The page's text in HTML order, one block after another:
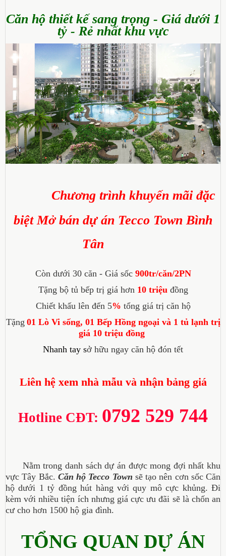
Căn hộ thiết kế sang trọng - Giá dưới 1
tỷ - Rẻ nhất khu vực
Chương trình khuyến mãi đặc
biệt Mở bán dự án Tecco Town Bình
Tân
Còn dưới 30 căn - Giá sốc 900tr/căn/2PN
Tặng bộ tủ bếp trị giá hơn 10 triệu đồng
Chiết khấu lên đến 5% tổng giá trị căn hộ
Tặng 01 Lò Vi sống, 01 Bếp Hồng ngoại và 1 tủ lạnh trị
giá 10 triệu đồng
Nhanh tay sở hữu ngay căn hộ đón tết
Liên hệ xem nhà mẫu và nhận bảng giá
Hotline CĐT: 0792 529 744
Nằm trong danh sách dự án được mong đợi nhất khu
vực Tây Bắc. Căn hộ Tecco Town sẽ tạo nên cơn sốc Căn
hộ dưới 1 tỷ đồng hút hàng với quy mô cực khủng. Đi
kèm với nhiều tiện ích nhưng giá cực ưu đãi sẽ là chốn an
cư cho hơn 1500 hộ gia đình.
TỔNG QUAN DỰ ÁN